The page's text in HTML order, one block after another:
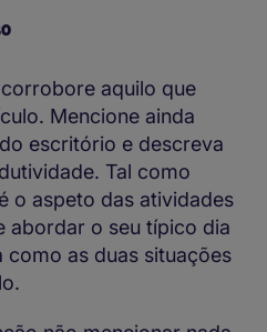
aquilo que
Mencione ainda
escritório e descreva
Tal como
o aspeto das atividades
abordar o seu típico dia
as duas situações